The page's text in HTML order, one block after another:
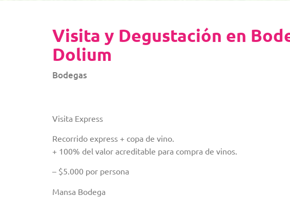
Visita y Degustación en
Dolium
Bodegas
Visita Express
Recorrido express + copa de vino.
+ 100% del valor acreditable para compra de vinos.
– $5.000 por persona
Mansa Bodega